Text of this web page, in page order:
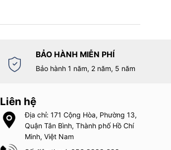
BẢO HÀNH MIỄN PHÍ
Bảo hành 1 năm, 2 năm, 5 năm
Liên hệ
Địa chỉ: 171 Cộng Hòa, Phường 13,
Quận Tân Bình, Thành phố Hồ Chí
Minh, Việt Nam